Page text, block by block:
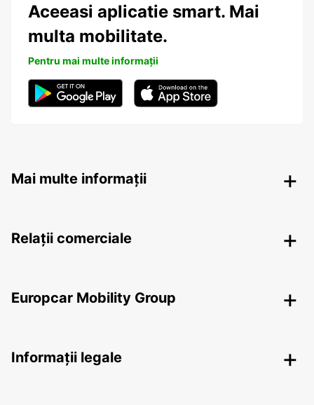
Aceeasi aplicatie smart. Mai
multa mobilitate.
Pentru mai multe informații
Mai multe informații
Relații comerciale
Europcar Mobility Group
Informații legale